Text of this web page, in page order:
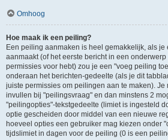
Omhoog
Hoe maak ik een peiling?
Een peiling aanmaken is heel gemakkelijk, als
aanmaakt (of het eerste bericht in een
permissies voor hebt) zou je een "voeg peiling
onderaan het berichten-gedeelte (als je dit
juiste permissies om peilingen aan te maken).
invullen bij "peilingsvraag" en dan minstens 2
"peilingopties"-tekstgedeelte (limiet is ingesteld
optie gescheiden door middel van een nieuwe
hoeveel opties een gebruiker mag kiezen onder
tijdslimiet in dagen voor de peiling (0 is een